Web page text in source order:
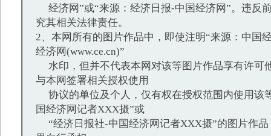
经济网”或“来源：经济日报-中国经济网”。违反
究其相关法律责任。
2、本网所有的图片作品中，即使注明“来源：中国
经济网(www.ce.cn)”
水印，但并不代表本网对该等图片作品享有许可
与本网签署相关授权使用
协议的单位及个人，仅有权在授权范围内使用该
国经济网记者XXX摄”或
“经济日报社-中国经济网记者XXX摄”的图片作品